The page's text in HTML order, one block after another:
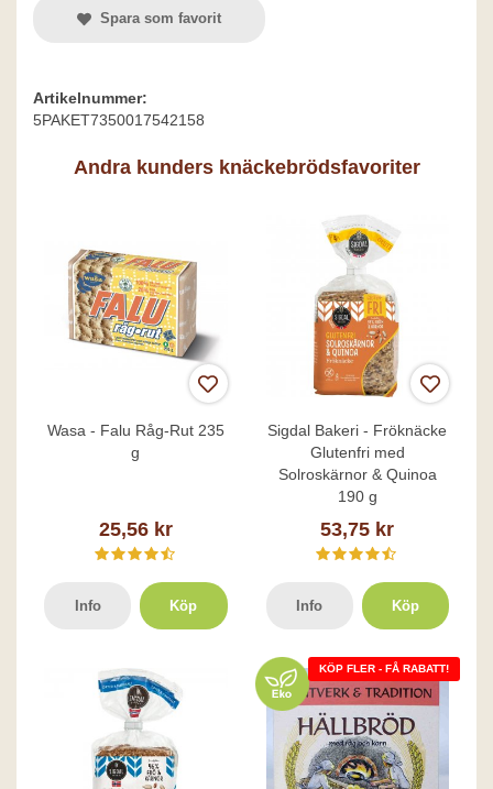
Spara som favorit
Artikelnummer:
5PAKET7350017542158
Andra kunders knäckebrödsfavoriter
Wasa - Falu Råg-Rut 235
g
25,56 kr
Info Köp
Sigdal Bakeri - Fröknäcke
Glutenfri med
Solroskärnor & Quinoa
190 g
53,75 kr
Info Köp
KÖP FLER - FÅ RABATT!